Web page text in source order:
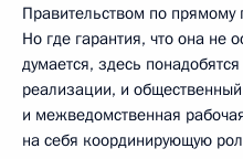
Правительством по прямому
Но где гарантия, что она не
думается, здесь
реализации, и
и межведомственная
на себя координирующую